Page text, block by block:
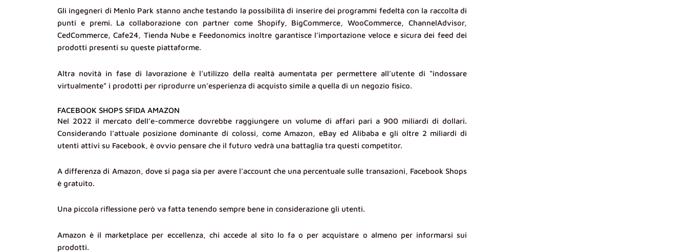
Gli ingegneri di Menlo Park stanno anche testando la possibilità di inserire dei programmi fedeltà con la raccolta di
punti e premi. La collaborazione con partner come Shopify, BigCommerce, WooCommerce, ChannelAdvisor,
CedCommerce, Cafe24, Tienda Nube e Feedonomics inoltre garantisce l’importazione veloce e sicura dei feed dei
prodotti presenti su queste piattaforme.
Altra novità in fase di lavorazione è l’utilizzo della realtà aumentata per permettere all’utente di “indossare
virtualmente” i prodotti per riprodurre un’esperienza di acquisto simile a quella di un negozio fisico.
FACEBOOK SHOPS SFIDA AMAZON
Nel 2022 il mercato dell’e-commerce dovrebbe raggiungere un volume di affari pari a 900 miliardi di dollari.
Considerando l’attuale posizione dominante di colossi, come Amazon, eBay ed Alibaba e gli oltre 2 miliardi di
utenti attivi su Facebook, è ovvio pensare che il futuro vedrà una battaglia tra questi competitor.
A differenza di Amazon, dove si paga sia per avere l’account che una percentuale sulle transazioni, Facebook Shops
è gratuito.
Una piccola riflessione però va fatta tenendo sempre bene in considerazione gli utenti.
Amazon è il marketplace per eccellenza, chi accede al sito lo fa o per acquistare o almeno per informarsi sui
prodotti.